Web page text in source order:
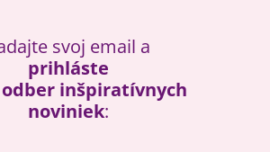
svoj email a
prihláste
odber inšpiratívnych
noviniek: